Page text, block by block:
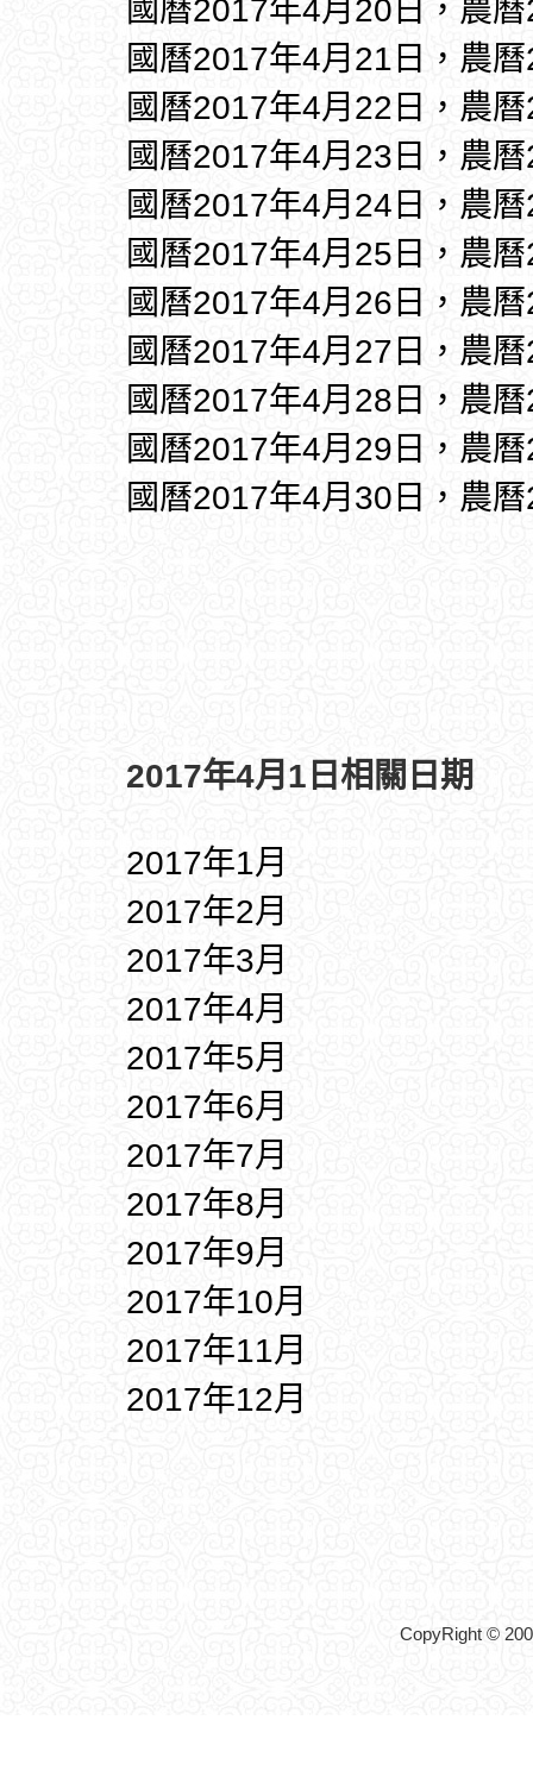
國曆2017年4月20日，農
國曆2017年4月21日，農
國曆2017年4月22日，農
國曆2017年4月23日，農
國曆2017年4月24日，農
國曆2017年4月25日，農
國曆2017年4月26日，農
國曆2017年4月27日，農
國曆2017年4月28日，農
國曆2017年4月29日，農
國曆2017年4月30日，農
2017年4月1日相關日期
2017年1月
2017年2月
2017年3月
2017年4月
2017年5月
2017年6月
2017年7月
2017年8月
2017年9月
2017年10月
2017年11月
2017年12月
CopyRight ©